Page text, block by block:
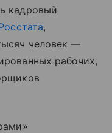
кадровый
,
человек —
рабочих,